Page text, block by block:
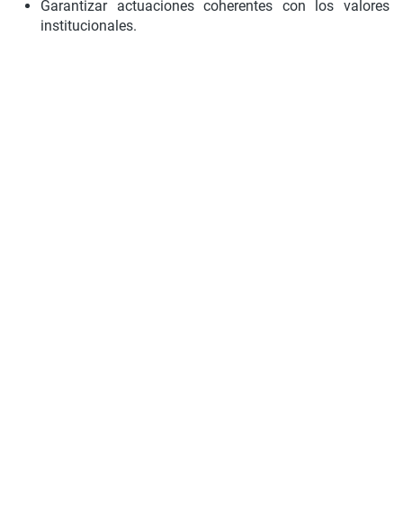
Garantizar actuaciones coherentes con los valores
institucionales.